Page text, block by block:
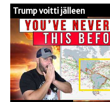
Trump voitti jälleen